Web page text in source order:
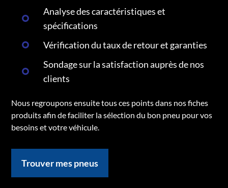
Analyse des caractéristiques et
spécifications
Vérification du taux de retour et garanties
Sondage sur la satisfaction auprès de nos
clients
Nous regroupons ensuite tous ces points dans nos fiches
produits afin de faciliter la sélection du bon pneu pour vos
besoins et votre véhicule.
Trouver mes pneus